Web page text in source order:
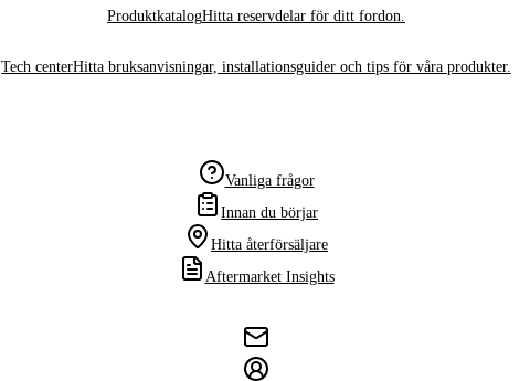
ProduktkatalogHitta reservdelar för ditt fordon.
Tech centerHitta bruksanvisningar, installationsguider och tips för våra produkter.
Vanliga frågor
Innan du börjar
Hitta återförsäljare
Aftermarket Insights